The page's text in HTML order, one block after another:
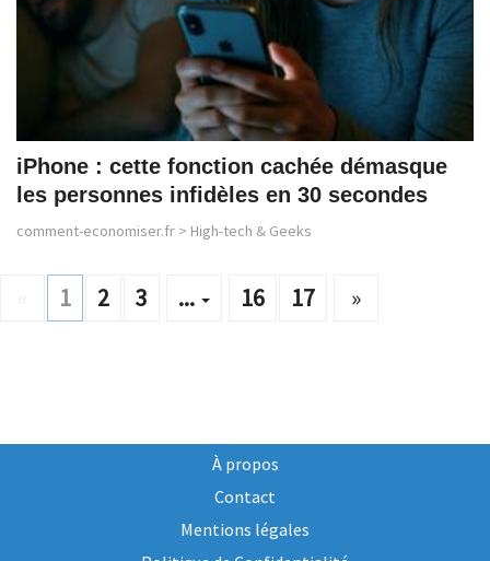
iPhone : cette fonction cachée démasque
les personnes infidèles en 30 secondes
comment-economiser.fr > High-tech & Geeks
1 2 3 ... 16 17 »
À propos
Contact
Mentions légales